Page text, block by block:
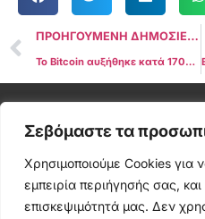
Σεβόμαστε τα
Χρησιμοποιούμε Cookies για
εμπειρία περιήγησής σας,
επισκεψιμότητά μας. Δεν
ΠΡΟΗΓΟΥΜΕΝΗ ΔΗΜΟΣΙΕΥΣΗ
Το Bitcoin αυξήθηκε κατά 170% από τη δήλωση «Last Gasp» της ΕΚΤ στα 16,4 χιλιάδες $
Cryptonea © All